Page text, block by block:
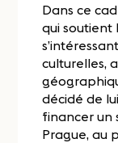
Dans ce
qui soutient
culturelles,
décidé de
financer un
Prague, au